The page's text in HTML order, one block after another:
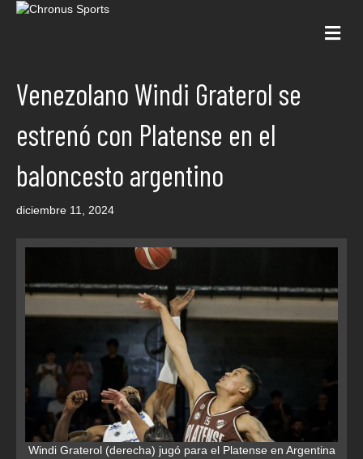
Venezolano Windi Graterol se
estrenó con Platense en el
baloncesto argentino
diciembre 11, 2024
Windi Graterol (derecha) jugó para el Platense en Argentina